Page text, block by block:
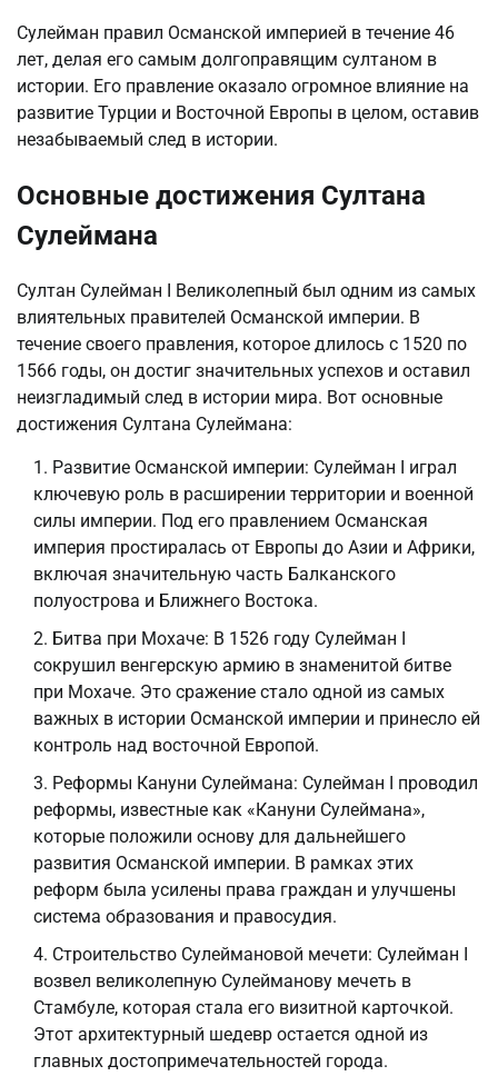
Сулейман правил Османской империей в течение 46
лет, делая его самым долгоправящим султаном в
истории. Его правление оказало огромное влияние на
развитие Турции и Восточной Европы в целом, оставив
незабываемый след в истории.
Основные достижения Султана
Сулеймана
Султан Сулейман I Великолепный был одним из самых
влиятельных правителей Османской империи. В
течение своего правления, которое длилось с 1520 по
1566 годы, он достиг значительных успехов и оставил
неизгладимый след в истории мира. Вот основные
достижения Султана Сулеймана:
Развитие Османской империи: Сулейман I играл
ключевую роль в расширении территории и военной
силы империи. Под его правлением Османская
империя простиралась от Европы до Азии и Африки,
включая значительную часть Балканского
полуострова и Ближнего Востока.
Битва при Мохаче: В 1526 году Сулейман I
сокрушил венгерскую армию в знаменитой битве
при Мохаче. Это сражение стало одной из самых
важных в истории Османской империи и принесло ей
контроль над восточной Европой.
Реформы Кануни Сулеймана: Сулейман I проводил
реформы, известные как «Кануни Сулеймана»,
которые положили основу для дальнейшего
развития Османской империи. В рамках этих
реформ была усилены права граждан и улучшены
система образования и правосудия.
Строительство Сулеймановой мечети: Сулейман I
возвел великолепную Сулейманову мечеть в
Стамбуле, которая стала его визитной карточкой.
Этот архитектурный шедевр остается одной из
главных достопримечательностей города.